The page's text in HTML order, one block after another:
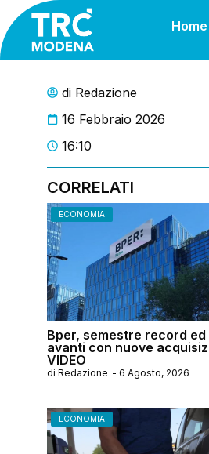
Home
di Redazione
16 Febbraio 2026
16:10
CORRELATI
ECONOMIA
Bper, semestre record ed
avanti con nuove
VIDEO
di Redazione - 6 Agosto, 2026
ECONOMIA